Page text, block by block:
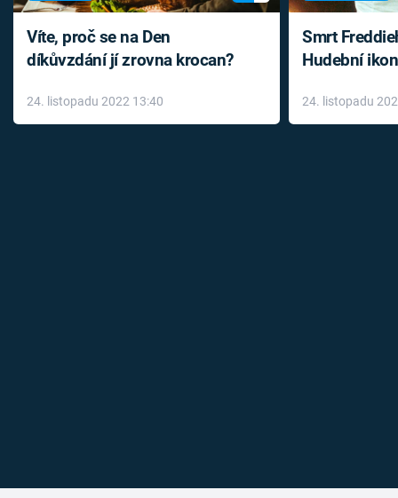
Víte, proč se na Den
díkůvzdání jí zrovna krocan?
24. listopadu 2022 13:40
Smrt
Hudební
léky
24. listopadu